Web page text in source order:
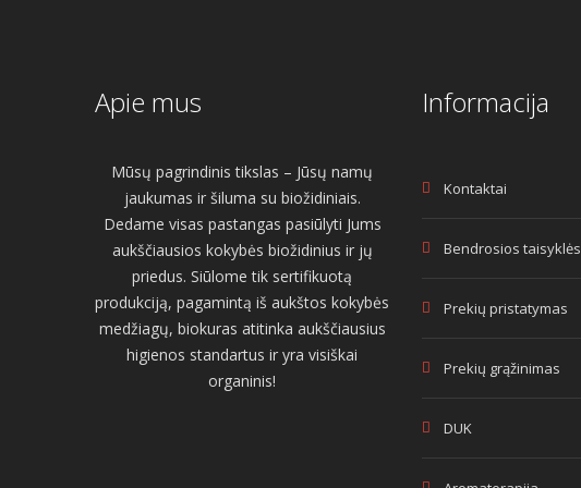
Apie mus
Mūsų pagrindinis tikslas – Jūsų namų
jaukumas ir šiluma su biožidiniais.
Dedame visas pastangas pasiūlyti Jums
aukščiausios kokybės biožidinius ir jų
priedus. Siūlome tik sertifikuotą
produkciją, pagamintą iš aukštos kokybės
medžiagų, biokuras atitinka aukščiausius
higienos standartus ir yra visiškai
organinis!
Informacija
Kontaktai
Bendrosios taisyklės
Prekių pristatymas
Prekių grąžinimas
DUK